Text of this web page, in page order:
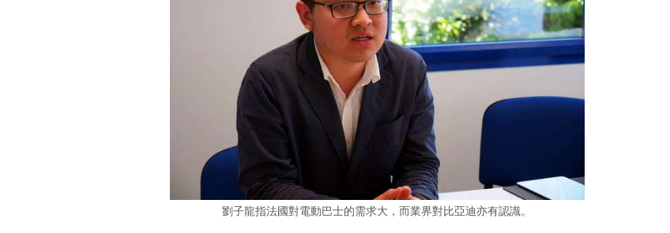
劉子龍指法國對電動巴士的需求大，而業界對比亞迪亦有認識。